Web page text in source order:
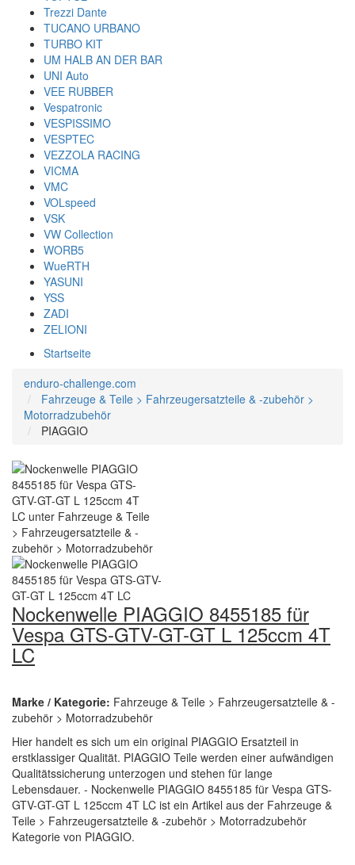
Trezzi Dante
TUCANO URBANO
TURBO KIT
UM HALB AN DER BAR
UNI Auto
VEE RUBBER
Vespatronic
VESPISSIMO
VESPTEC
VEZZOLA RACING
VICMA
VMC
VOLspeed
VSK
VW Collection
WORB5
WueRTH
YASUNI
YSS
ZADI
ZELIONI
Startseite
enduro-challenge.com
Fahrzeuge & Teile > Fahrzeugersatzteile & -zubehör >
Motorradzubehör
PIAGGIO
Nockenwelle PIAGGIO 8455185 für
Vespa GTS-GTV-GT-GT L 125ccm 4T
LC
Marke / Kategorie: Fahrzeuge & Teile > Fahrzeugersatzteile & -
zubehör > Motorradzubehör
Hier handelt es sich um ein original PIAGGIO Ersatzteil in
erstklassiger Qualität. PIAGGIO Teile werden einer aufwändigen
Qualitätssicherung unterzogen und stehen für lange
Lebensdauer. - Nockenwelle PIAGGIO 8455185 für Vespa GTS-
GTV-GT-GT L 125ccm 4T LC ist ein Artikel aus der Fahrzeuge &
Teile > Fahrzeugersatzteile & -zubehör > Motorradzubehör
Kategorie von PIAGGIO.